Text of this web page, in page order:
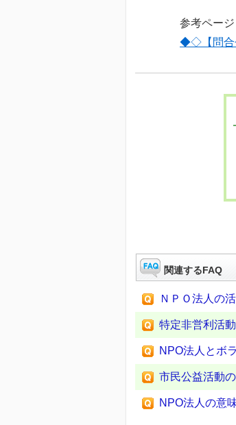
参考ページ
◆◇【問合
関連するFAQ
ＮＰＯ法人の
特定非営利活
NPO法人とボ
市民公益活動
NPO法人の意